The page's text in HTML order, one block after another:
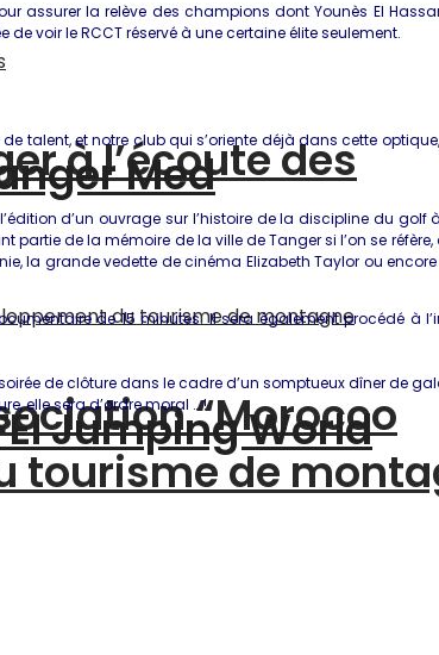
à l’écoute des
“Morocco
tourisme de
Med
Jumping World
assurer la relève des champions dont Younès El
voir le RCCT réservé à une certaine élite seulement.
talent, et notre club qui s’oriente déjà dans cette
d’un ouvrage sur l’histoire de la discipline du golf
de la mémoire de la ville de Tanger si l’on se
la grande vedette de cinéma Elizabeth Taylor ou
de 15 minutes. Il sera également procédé à
de clôture dans le cadre d’un somptueux dîner de
elle sera d’ordre moral … !